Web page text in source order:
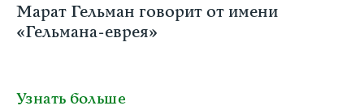
Марат Гельман говорит от имени
«Гельмана-еврея»
Узнать больше